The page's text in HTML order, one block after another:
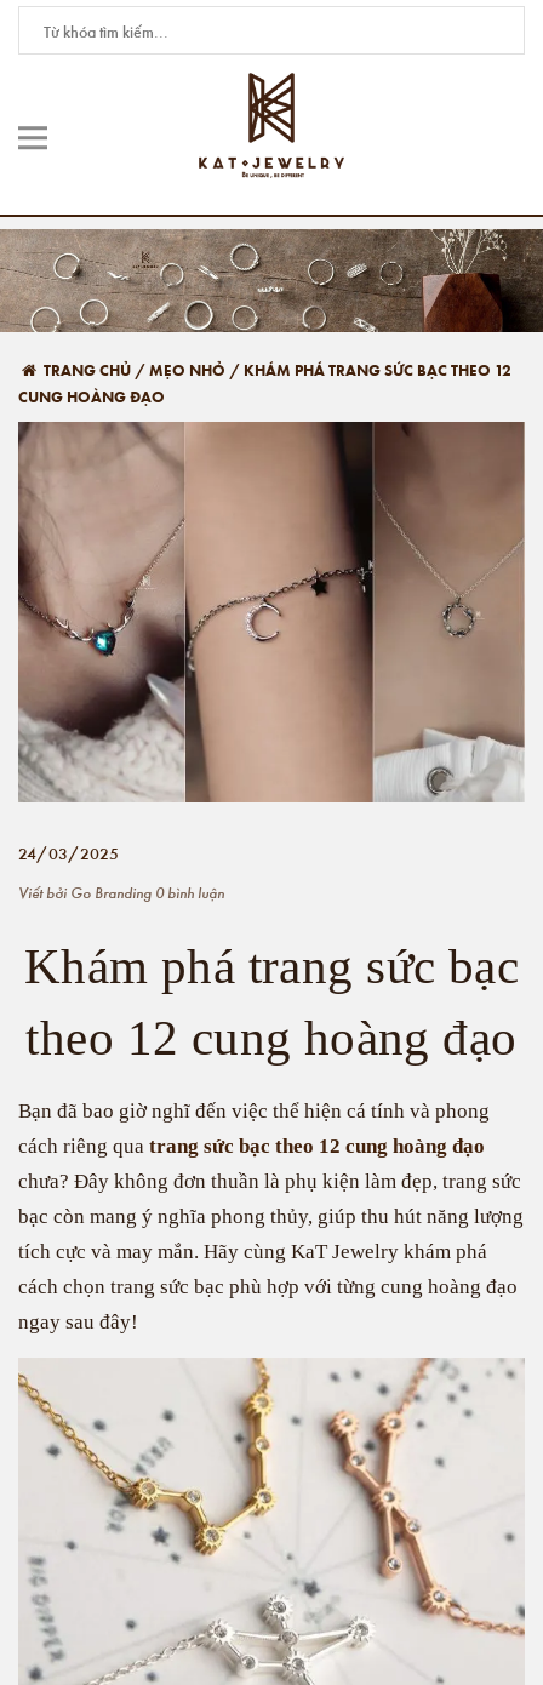
TRANG CHỦ /MẸO NHỎ / KHÁM PHÁ TRANG SỨC BẠC THEO 12
CUNG HOÀNG ĐẠO
24/03/2025
Viết bởi Go Branding 0 bình luận
Khám phá trang sức bạc
theo 12 cung hoàng đạo
Bạn đã bao giờ nghĩ đến việc thể hiện cá tính và phong
cách riêng qua trang sức bạc theo 12 cung hoàng đạo
chưa? Đây không đơn thuần là phụ kiện làm đẹp, trang sức
bạc còn mang ý nghĩa phong thủy, giúp thu hút năng lượng
tích cực và may mắn. Hãy cùng KaT Jewelry khám phá
cách chọn trang sức bạc phù hợp với từng cung hoàng đạo
ngay sau đây!